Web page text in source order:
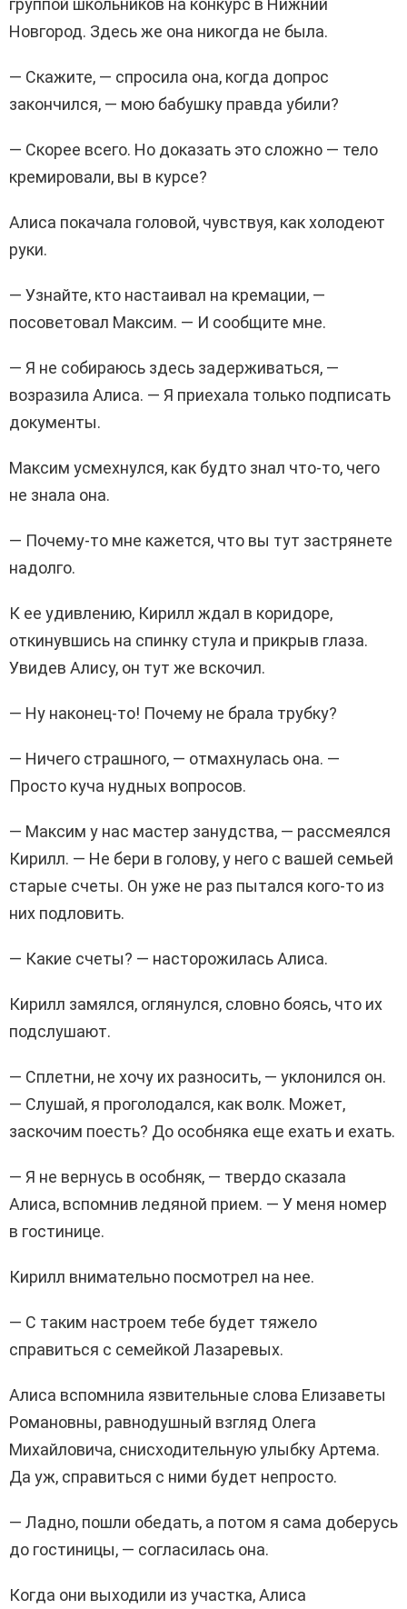
группой школьников на конкурс в Нижний
Новгород. Здесь же она никогда не была.
— Скажите, — спросила она, когда допрос
закончился, — мою бабушку правда убили?
— Скорее всего. Но доказать это сложно — тело
кремировали, вы в курсе?
Алиса покачала головой, чувствуя, как холодеют
руки.
— Узнайте, кто настаивал на кремации, —
посоветовал Максим. — И сообщите мне.
— Я не собираюсь здесь задерживаться, —
возразила Алиса. — Я приехала только подписать
документы.
Максим усмехнулся, как будто знал что-то, чего
не знала она.
— Почему-то мне кажется, что вы тут застрянете
надолго.
К ее удивлению, Кирилл ждал в коридоре,
откинувшись на спинку стула и прикрыв глаза.
Увидев Алису, он тут же вскочил.
— Ну наконец-то! Почему не брала трубку?
— Ничего страшного, — отмахнулась она. —
Просто куча нудных вопросов.
— Максим у нас мастер занудства, — рассмеялся
Кирилл. — Не бери в голову, у него с вашей семьей
старые счеты. Он уже не раз пытался кого-то из
них подловить.
— Какие счеты? — насторожилась Алиса.
Кирилл замялся, оглянулся, словно боясь, что их
подслушают.
— Сплетни, не хочу их разносить, — уклонился он.
— Слушай, я проголодался, как волк. Может,
заскочим поесть? До особняка еще ехать и ехать.
— Я не вернусь в особняк, — твердо сказала
Алиса, вспомнив ледяной прием. — У меня номер
в гостинице.
Кирилл внимательно посмотрел на нее.
— С таким настроем тебе будет тяжело
справиться с семейкой Лазаревых.
Алиса вспомнила язвительные слова Елизаветы
Романовны, равнодушный взгляд Олега
Михайловича, снисходительную улыбку Артема.
Да уж, справиться с ними будет непросто.
— Ладно, пошли обедать, а потом я сама доберусь
до гостиницы, — согласилась она.
Когда они выходили из участка, Алиса